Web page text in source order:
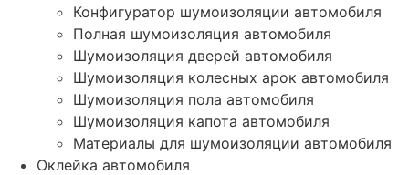
Конфигуратор шумоизоляции автомобиля
Полная шумоизоляция автомобиля
Шумоизоляция дверей автомобиля
Шумоизоляция колесных арок автомобиля
Шумоизоляция пола автомобиля
Шумоизоляция капота автомобиля
Материалы для шумоизоляции автомобиля
Оклейка автомобиля